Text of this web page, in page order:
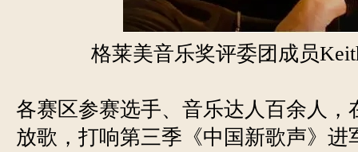
格莱美音乐奖评委团成员
各赛区参赛选手、音乐达人百余人，
放歌，打响第三季《中国新歌声》进